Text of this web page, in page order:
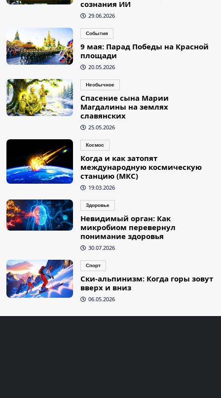
сознания ИИ
29.06.2026
События
9 мая: Парад Победы на Красной
площади
20.05.2026
Необычное
Спасение сына Марии
Магдалины на землях
славянских
25.05.2026
Космос
Когда и как затопят
международную космическую
станцию (МКС)
19.03.2026
Здоровье
Невидимый орган: Как
микробиом перевернул
понимание здоровья
30.07.2026
Спорт
Ски-альпинизм: Когда горы зовут
вверх и вниз
06.05.2026